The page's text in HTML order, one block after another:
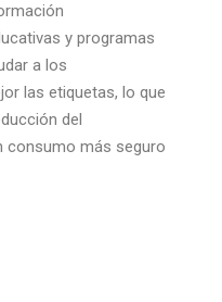
y programas
a los
las etiquetas, lo que
del
consumo más seguro